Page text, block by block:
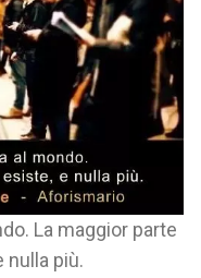
La maggior parte
nulla più.